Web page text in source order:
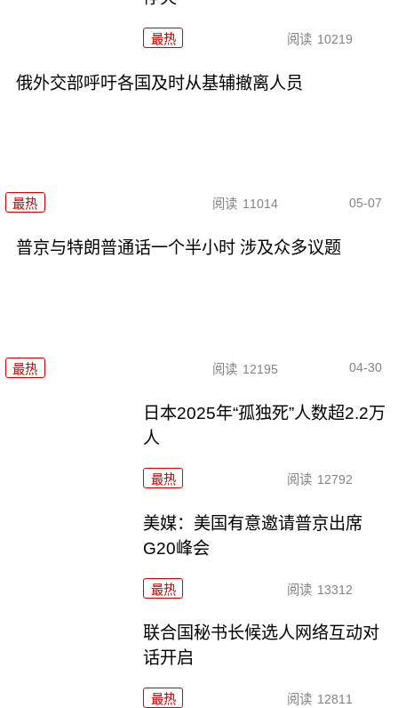
最热 阅读 10219
俄外交部呼吁各国及时从基辅撤离人员
最热 阅读 11014 05-07
普京与特朗普通话一个半小时 涉及众多议题
最热 阅读 12195 04-30
日本2025年“孤独死”人数超2.2万
人
最热 阅读 12792
美媒：美国有意邀请普京出席
G20峰会
最热 阅读 13312
联合国秘书长候选人网络互动对
话开启
最热 阅读 12811